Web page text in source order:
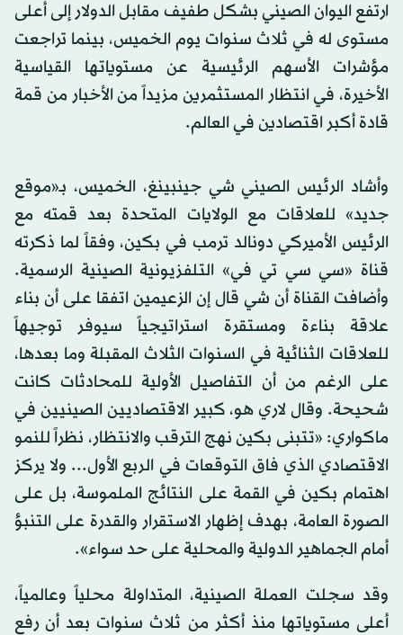
ارتفع اليوان الصيني بشكل طفيف مقابل الدولار إلى أعلى
مستوى له في ثلاث سنوات يوم الخميس، بينما تراجعت
مؤشرات الأسهم الرئيسية عن مستوياتها القياسية
الأخيرة، في انتظار المستثمرين مزيداً من الأخبار من قمة
قادة أكبر اقتصادين في العالم.
وأشاد الرئيس الصيني شي جينبينغ، الخميس، بـ«موقع
جديد» للعلاقات مع الولايات المتحدة بعد قمته مع
الرئيس الأميركي دونالد ترمب في بكين، وفقاً لما ذكرته
قناة «سي سي تي في» التلفزيونية الصينية الرسمية.
وأضافت القناة أن شي قال إن الزعيمين اتفقا على أن بناء
علاقة بناءة ومستقرة استراتيجياً سيوفر توجيهاً
للعلاقات الثنائية في السنوات الثلاث المقبلة وما بعدها،
على الرغم من أن التفاصيل الأولية للمحادثات كانت
شحيحة. وقال لاري هو، كبير الاقتصاديين الصينيين في
ماكواري: «تتبنى بكين نهج الترقب والانتظار، نظراً للنمو
الاقتصادي الذي فاق التوقعات في الربع الأول... ولا يركز
اهتمام بكين في القمة على النتائج الملموسة، بل على
الصورة العامة، بهدف إظهار الاستقرار والقدرة على التنبؤ
أمام الجماهير الدولية والمحلية على حد سواء».
وقد سجلت العملة الصينية، المتداولة محلياً وعالمياً،
أعلى مستوياتها منذ أكثر من ثلاث سنوات بعد أن رفع